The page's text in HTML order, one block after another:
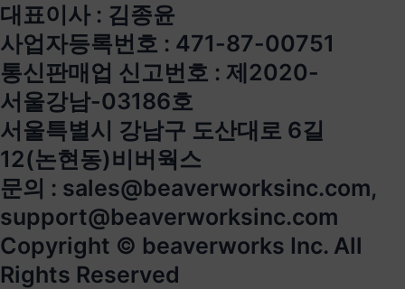
대표이사 : 김종윤
사업자등록번호 : 471-87-00751
통신판매업 신고번호 : 제2020-
서울강남-03186호
서울특별시 강남구 도산대로 6길
12(논현동)비버웍스
문의 : sales@beaverworksinc.com,
support@beaverworksinc.com
Copyright © beaverworks Inc. All
Rights Reserved